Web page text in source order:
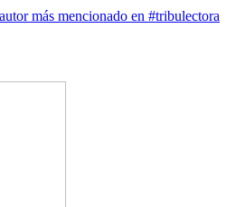
más mencionado en #tribulectora